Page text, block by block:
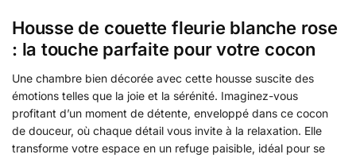
Housse de couette fleurie blanche rose
: la touche parfaite pour votre cocon
Une chambre bien décorée avec cette housse suscite des
émotions telles que la joie et la sérénité. Imaginez-vous
profitant d’un moment de détente, enveloppé dans ce cocon
de douceur, où chaque détail vous invite à la relaxation. Elle
transforme votre espace en un refuge paisible, idéal pour se